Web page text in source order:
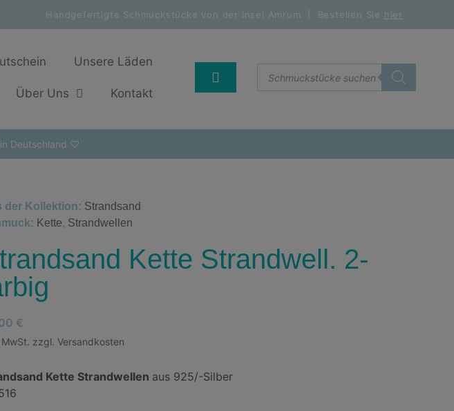
Handgefertigte Schmuckstücke von der Insel Amrum | Bestellen Sie hier
Unsere Läden
Über Uns Kontakt
in Deutschland ♡
der Kollektion: Strandsand
Kette, Strandwellen
Kette Strandwell. 2-
€
zzgl. Versandkosten
Kette Strandwellen aus 925/-Silber